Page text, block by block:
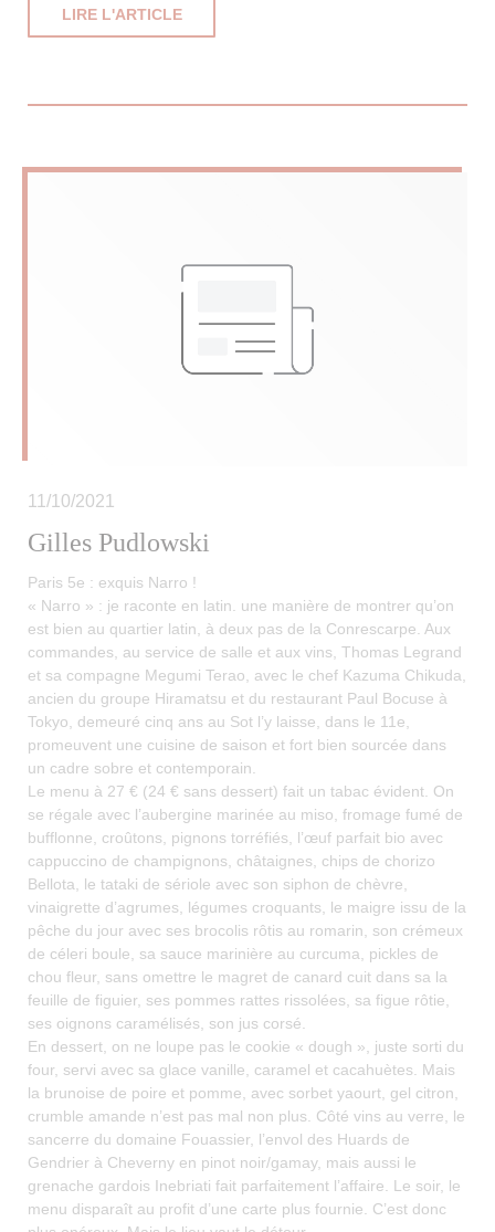
LIRE L'ARTICLE((OUVRE UNE NOUVELLE FENÊTRE))
Gilles Pudlowski
11/10/2021
Paris 5e : exquis Narro !
« Narro » : je raconte en latin. une manière de montrer qu’on
est bien au quartier latin, à deux pas de la Conrescarpe. Aux
commandes, au service de salle et aux vins, Thomas Legrand
et sa compagne Megumi Terao, avec le chef Kazuma Chikuda,
ancien du groupe Hiramatsu et du restaurant Paul Bocuse à
Tokyo, demeuré cinq ans au Sot l’y laisse, dans le 11e,
promeuvent une cuisine de saison et fort bien sourcée dans
un cadre sobre et contemporain.
Le menu à 27 € (24 € sans dessert) fait un tabac évident. On
se régale avec l’aubergine marinée au miso, fromage fumé de
bufflonne, croûtons, pignons torréfiés, l’œuf parfait bio avec
cappuccino de champignons, châtaignes, chips de chorizo
Bellota, le tataki de sériole avec son siphon de chèvre,
vinaigrette d’agrumes, légumes croquants, le maigre issu de la
pêche du jour avec ses brocolis rôtis au romarin, son crémeux
de céleri boule, sa sauce marinière au curcuma, pickles de
chou fleur, sans omettre le magret de canard cuit dans sa la
feuille de figuier, ses pommes rattes rissolées, sa figue rôtie,
ses oignons caramélisés, son jus corsé.
En dessert, on ne loupe pas le cookie « dough », juste sorti du
four, servi avec sa glace vanille, caramel et cacahuètes. Mais
la brunoise de poire et pomme, avec sorbet yaourt, gel citron,
crumble amande n’est pas mal non plus. Côté vins au verre, le
sancerre du domaine Fouassier, l’envol des Huards de
Gendrier à Cheverny en pinot noir/gamay, mais aussi le
grenache gardois Inebriati fait parfaitement l’affaire. Le soir, le
menu disparaît au profit d’une carte plus fournie. C’est donc